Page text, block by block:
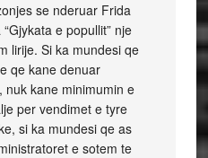
se nderuar Frida
e popullit” nje
lirije. Si ka mundesi qe
qe kane denuar
nuk kane minimumin e
per vendimet e tyre
si ka mundesi qe as
e sotem te